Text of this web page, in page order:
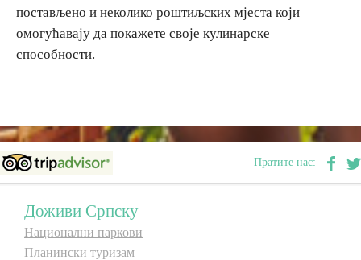
постављено и неколико роштиљских мјеста који
омогућавају да покажете своје кулинарске
способности.
Пратите нас:
Доживи Српску
Национални паркови
Планински туризам